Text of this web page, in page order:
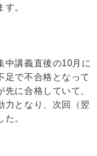
。
中講義直後の10月に
足で不合格となって
に合格していて、
力となり、次回（翌
。